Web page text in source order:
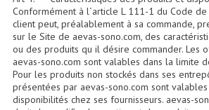
Enceintes, Système
Enceintes Passives
Retours De Scène
Caisson De Basse
Conformément à l´article L 111-1 du Code
client peut, préalablement à sa commande,
sur le Site de aevas-sono.com, des
ou des produits qu il désire commander. Les
aevas-sono.com sont valables dans la limite
Pour les produits non stockés dans ses
présentées par aevas-sono.com sont
disponibilités chez ses fournisseurs. aevas-